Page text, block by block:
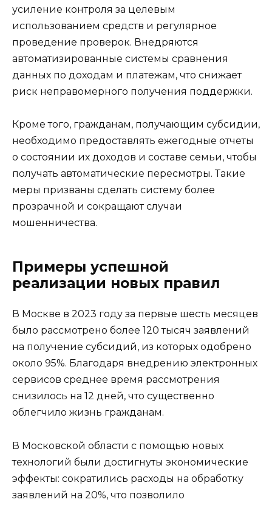
усиление контроля за целевым
использованием средств и регулярное
проведение проверок. Внедряются
автоматизированные системы сравнения
данных по доходам и платежам, что снижает
риск неправомерного получения поддержки.
Кроме того, гражданам, получающим субсидии,
необходимо предоставлять ежегодные отчеты
о состоянии их доходов и составе семьи, чтобы
получать автоматические пересмотры. Такие
меры призваны сделать систему более
прозрачной и сокращают случаи
мошенничества.
Примеры успешной
реализации новых правил
В Москве в 2023 году за первые шесть месяцев
было рассмотрено более 120 тысяч заявлений
на получение субсидий, из которых одобрено
около 95%. Благодаря внедрению электронных
сервисов среднее время рассмотрения
снизилось на 12 дней, что существенно
облегчило жизнь гражданам.
В Московской области с помощью новых
технологий были достигнуты экономические
эффекты: сократились расходы на обработку
заявлений на 20%, что позволило